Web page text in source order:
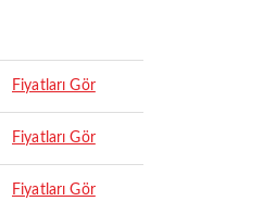
Fiyatları Gör
Fiyatları Gör
Fiyatları Gör